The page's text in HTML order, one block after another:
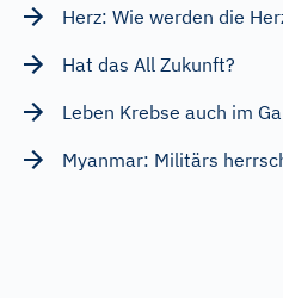
Herz: Wie werden die
Hat das All Zukunft?
Leben Krebse auch im
Myanmar: Militärs